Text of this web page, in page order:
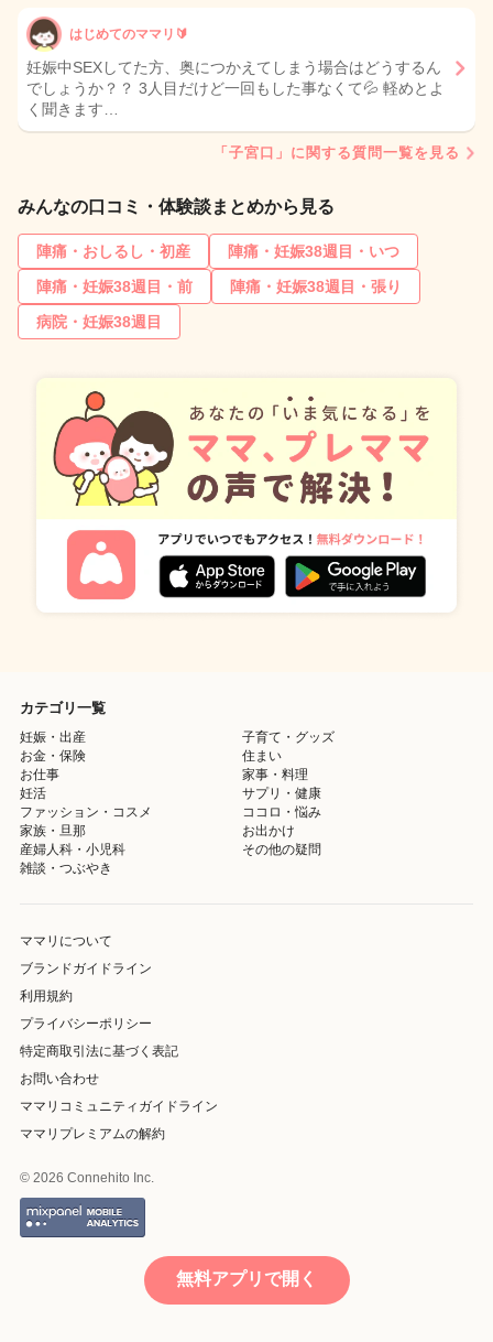
はじめてのママリ🔰
妊娠中SEXしてた方、奥につかえてしまう場合はどうするん
でしょうか？？ 3人目だけど一回もした事なくて💦 軽めとよ
く聞きます…
「子宮口」に関する質問一覧を見る
みんなの口コミ・体験談まとめから見る
陣痛・おしるし・初産
陣痛・妊娠38週目・いつ
陣痛・妊娠38週目・前
陣痛・妊娠38週目・張り
病院・妊娠38週目
カテゴリ一覧
妊娠・出産
子育て・グッズ
お金・保険
住まい
お仕事
家事・料理
妊活
サプリ・健康
ファッション・コスメ
ココロ・悩み
家族・旦那
お出かけ
産婦人科・小児科
その他の疑問
雑談・つぶやき
ママリについて
ブランドガイドライン
利用規約
プライバシーポリシー
特定商取引法に基づく表記
お問い合わせ
ママリコミュニティガイドライン
ママリプレミアムの解約
© 2026 Connehito Inc.
無料アプリで開く